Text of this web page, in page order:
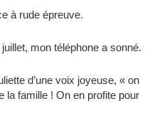
à rude épreuve.
mon téléphone a sonné.
d’une voix joyeuse, « on
la famille ! On en profite pour